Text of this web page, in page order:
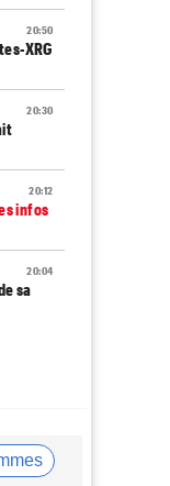
20:50
XRG
20:30
20:12
infos
20:04
sa
trop